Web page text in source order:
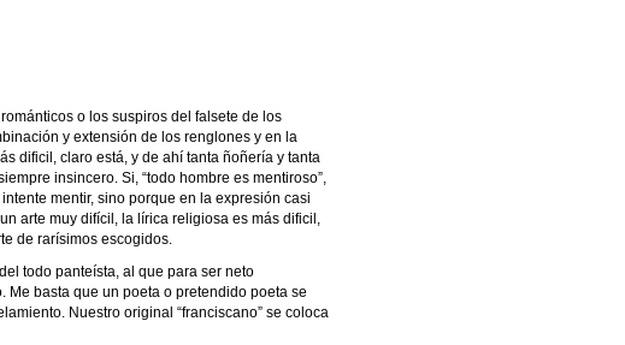
o los suspiros del falsete de los
y extensión de los renglones y en la
dificil, claro está, y de ahí tanta ñoñería y tanta
insincero. Si, “todo hombre es mentiroso”,
mentir, sino porque en la expresión casi
arte muy difícil, la lírica religiosa es más dificil,
de rarísimos escogidos.
todo panteísta, al que para ser neto
Me basta que un poeta o pretendido poeta se
Nuestro original “franciscano” se coloca